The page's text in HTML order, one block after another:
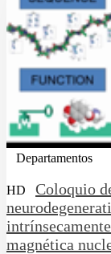
Departamentos
HD
Coloquio
magnética